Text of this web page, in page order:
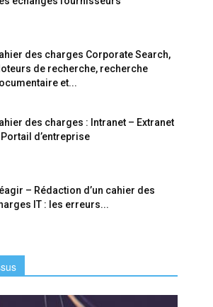
des charges Corporate Search,
de recherche, recherche
et...
des charges : Intranet – Extranet
d’entreprise
– Rédaction d’un cahier des
IT : les erreurs...